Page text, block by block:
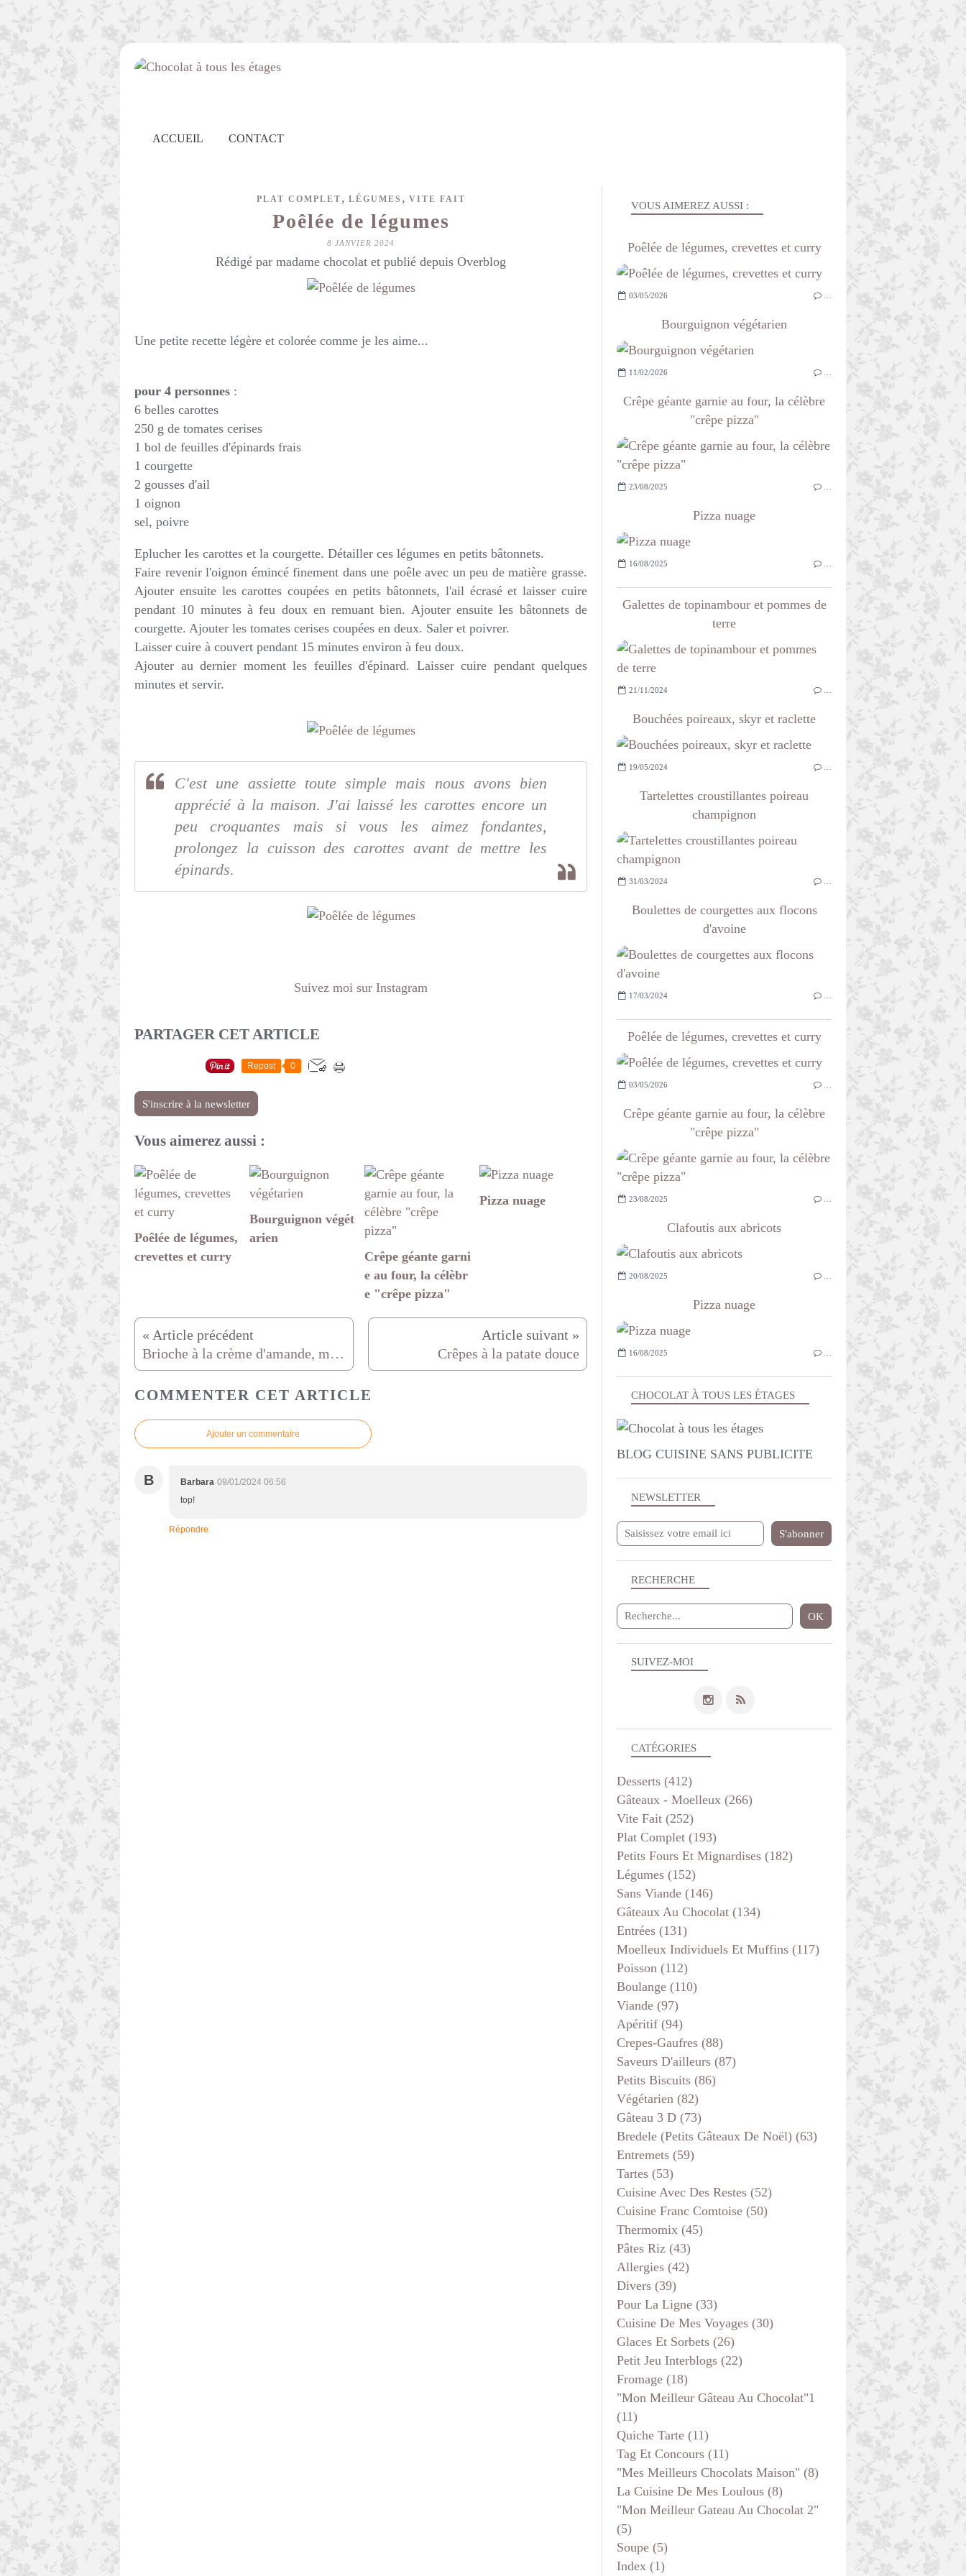
ACCUEIL CONTACT
PLAT COMPLET , LÉGUMES , VITE FAIT
Poêlée de légumes
8 JANVIER 2024
Rédigé par madame chocolat et publié depuis Overblog
Une petite recette légère et colorée comme je les aime...
pour 4 personnes :
6 belles carottes
250 g de tomates cerises
1 bol de feuilles d'épinards frais
1 courgette
2 gousses d'ail
1 oignon
sel, poivre
Eplucher les carottes et la courgette. Détailler ces légumes en petits bâtonnets.
Faire revenir l'oignon émincé finement dans une poêle avec un peu de matière grasse.
Ajouter ensuite les carottes coupées en petits bâtonnets, l'ail écrasé et laisser cuire
pendant 10 minutes à feu doux en remuant bien. Ajouter ensuite les bâtonnets de
courgette. Ajouter les tomates cerises coupées en deux. Saler et poivrer.
Laisser cuire à couvert pendant 15 minutes environ à feu doux.
Ajouter au dernier moment les feuilles d'épinard. Laisser cuire pendant quelques
minutes et servir.
C'est une assiette toute simple mais nous avons bien
apprécié à la maison. J'ai laissé les carottes encore un
peu croquantes mais si vous les aimez fondantes,
prolongez la cuisson des carottes avant de mettre les
épinards.
Suivez moi sur Instagram
PARTAGER CET ARTICLE
Repost 0
S'inscrire à la newsletter
Vous aimerez aussi :
Poêlée de légumes,
crevettes et curry
Bourguignon végét
arien
Crêpe géante garni
e au four, la célèbr
e "crêpe pizza"
Pizza nuage
Brioche à la crème d'amande, ma brioche des rois Crêpes à la patate douce
COMMENTER CET ARTICLE
Ajouter un commentaire
B Barbara 09/01/2024 06:56
top!
Répondre
NEWSLETTER
SUIVEZ-MOI
RECHERCHE
CHOCOLAT À TOUS LES ÉTAGES
BLOG CUISINE SANS PUBLICITE
VOUS AIMEREZ AUSSI :
Poêlée de légumes, crevettes et curry
03/05/2026
Bourguignon végétarien
11/02/2026
Crêpe géante garnie au four, la célèbre
"crêpe pizza"
23/08/2025
Pizza nuage
16/08/2025
Galettes de topinambour et pommes de
terre
21/11/2024
Bouchées poireaux, skyr et raclette
19/05/2024
Tartelettes croustillantes poireau
champignon
31/03/2024
Boulettes de courgettes aux flocons
d'avoine
17/03/2024
Poêlée de légumes, crevettes et curry
03/05/2026
Crêpe géante garnie au four, la célèbre
"crêpe pizza"
23/08/2025
Clafoutis aux abricots
20/08/2025
Pizza nuage
16/08/2025
CATÉGORIES
Desserts (412)
Gâteaux - Moelleux (266)
Vite Fait (252)
Plat Complet (193)
Petits Fours Et Mignardises (182)
Légumes (152)
Sans Viande (146)
Gâteaux Au Chocolat (134)
Entrées (131)
Moelleux Individuels Et Muffins (117)
Poisson (112)
Boulange (110)
Viande (97)
Apéritif (94)
Crepes-Gaufres (88)
Saveurs D'ailleurs (87)
Petits Biscuits (86)
Végétarien (82)
Gâteau 3 D (73)
Bredele (petits Gâteaux De Noël) (63)
Entremets (59)
Tartes (53)
Cuisine Avec Des Restes (52)
Cuisine Franc Comtoise (50)
Thermomix (45)
Pâtes Riz (43)
Allergies (42)
Divers (39)
Pour La Ligne (33)
Cuisine De Mes Voyages (30)
Glaces Et Sorbets (26)
Petit Jeu Interblogs (22)
Fromage (18)
"mon Meilleur Gâteau Au Chocolat"1
(11)
Quiche Tarte (11)
Tag Et Concours (11)
"mes Meilleurs Chocolats Maison" (8)
La Cuisine De Mes Loulous (8)
"mon Meilleur Gateau Au Chocolat 2"
(5)
Soupe (5)
Index (1)